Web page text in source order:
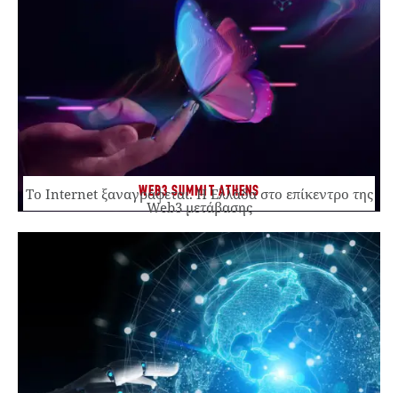
WEB3 SUMMIT ATHENS
Το Internet ξαναγράφεται. Η Ελλάδα στο επίκεντρο της
Web3 μετάβασης